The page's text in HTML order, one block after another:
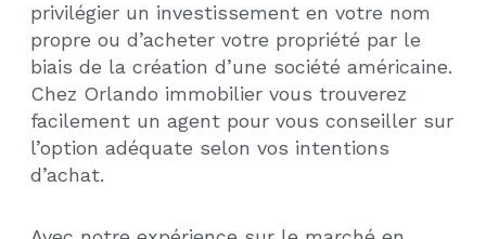
privilégier un investissement en votre nom
propre ou d’acheter votre propriété par le
biais de la création d’une société américaine.
Chez Orlando immobilier vous trouverez
facilement un agent pour vous conseiller sur
l’option adéquate selon vos intentions
d’achat.